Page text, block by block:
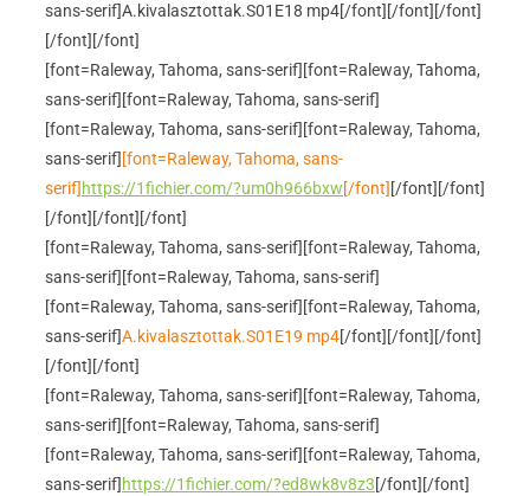
sans-serif]A.kivalasztottak.S01E18 mp4[/font] [/font] [/font]
[/font] [/font]
[font=Raleway, Tahoma, sans-serif] [font=Raleway, Tahoma,
sans-serif] [font=Raleway, Tahoma, sans-serif]
[font=Raleway, Tahoma, sans-serif] [font=Raleway, Tahoma,
sans-serif] [font=Raleway, Tahoma, sans-
serif] https://1fichier.com/?um0h966bxw[/font] [/font] [/font]
[/font] [/font] [/font]
[font=Raleway, Tahoma, sans-serif] [font=Raleway, Tahoma,
sans-serif] [font=Raleway, Tahoma, sans-serif]
[font=Raleway, Tahoma, sans-serif] [font=Raleway, Tahoma,
sans-serif]A.kivalasztottak.S01E19 mp4[/font] [/font] [/font]
[/font] [/font]
[font=Raleway, Tahoma, sans-serif] [font=Raleway, Tahoma,
sans-serif] [font=Raleway, Tahoma, sans-serif]
[font=Raleway, Tahoma, sans-serif] [font=Raleway, Tahoma,
sans-serif] https://1fichier.com/?ed8wk8v8z3[/font] [/font]